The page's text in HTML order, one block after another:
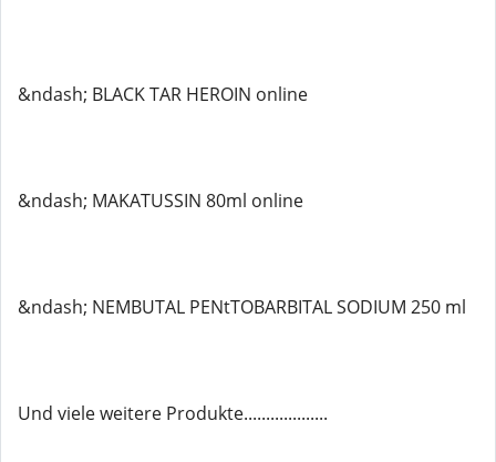
&ndash; BLACK TAR HEROIN online
&ndash; MAKATUSSIN 80ml online
&ndash; NEMBUTAL PENtTOBARBITAL SODIUM 250 ml
Und viele weitere Produkte...................